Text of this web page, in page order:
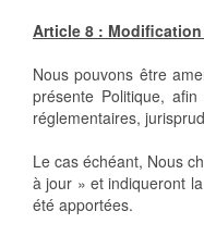
Article 8 :
Nous pouvons être
présente Politique,
réglementaires,
Le cas échéant, Nous
à jour » et indiqueront
été apportées.